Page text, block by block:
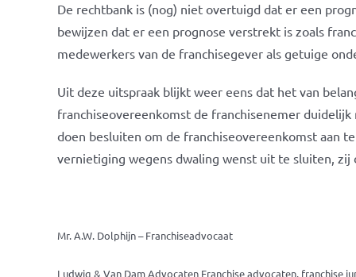
De rechtbank is (nog) niet overtuigd dat er een
bewijzen dat er een prognose verstrekt is zoals
medewerkers van de franchisegever als getuige
Uit deze uitspraak blijkt weer eens dat het van
franchiseovereenkomst de franchisenemer
doen besluiten om de franchiseovereenkomst aan
vernietiging wegens dwaling wenst uit te sluiten,
Mr. A.W. Dolphijn – Franchiseadvocaat
Ludwig & Van Dam Advocaten Franchise advocaten, franchise